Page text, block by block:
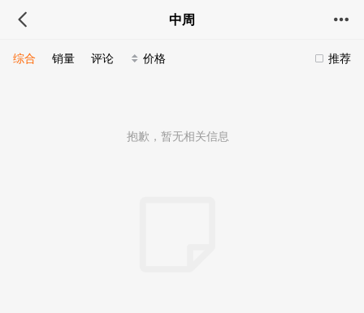
中周
推荐
综合 销量 评论 价格
抱歉，暂无相关信息